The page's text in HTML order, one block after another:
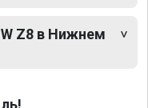
Z8 в Нижнем